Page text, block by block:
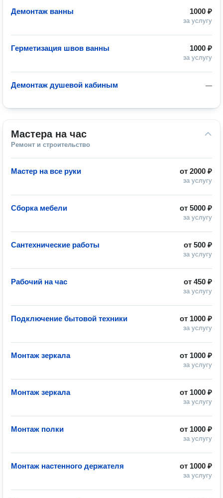
1000 ₽
за услугу
Демонтаж ванны
1000 ₽
за услугу
Герметизация швов ванны
—
Демонтаж душевой кабиным
Мастера на час
Ремонт и строительство
от 2000 ₽
за услугу
Мастер на все руки
от 5000 ₽
за услугу
Сборка мебели
от 500 ₽
за услугу
Сантехнические работы
от 450 ₽
за услугу
Рабочий на час
от 1000 ₽
за услугу
Подключение бытовой техники
от 1000 ₽
за услугу
Монтаж зеркала
от 1000 ₽
за услугу
Монтаж зеркала
от 1000 ₽
за услугу
Монтаж полки
от 1000 ₽
за услугу
Монтаж настенного держателя